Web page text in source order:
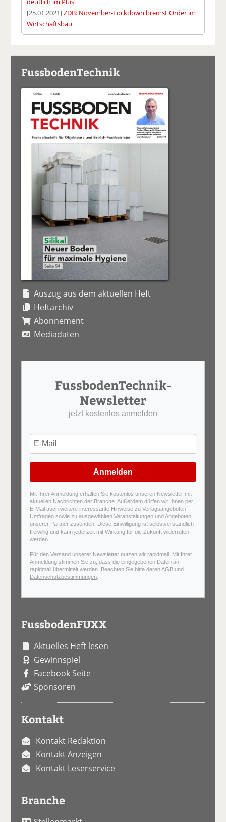
[25.01.2021]ZDB: November-Lockdown bremst Order im
Wirtschaftsbau
FussbodenTechnik
Auszug aus dem aktuellen Heft
Heftarchiv
Abonnement
Mediadaten
FussbodenTechnik-
Newsletter
jetzt kostenlos anmelden
Anmelden
Mit Ihrer Anmeldung erhalten Sie kostenlos unseren Newsletter mit
aktuellen Nachrichten der Branche. Außerdem dürfen wir Ihnen per
E-Mail auch weitere interessante Hinweise zu Verlagsangeboten,
Umfragen sowie zu ausgewählten Veranstaltungen und Angeboten
unserer Partner zusenden. Diese Einwilligung ist selbstverständlich
freiwillig und kann jederzeit mit Wirkung für die Zukunft widerrufen
werden.
Für den Versand unserer Newsletter nutzen wir rapidmail. Mit Ihrer
Anmeldung stimmen Sie zu, dass die eingegebenen Daten an
rapidmail übermittelt werden. Beachten Sie bitte derenAGB und
Datenschutzbestimmungen
FussbodenFUXX
Aktuelles Heft lesen
Gewinnspiel
Facebook Seite
Sponsoren
Kontakt
Kontakt Redaktion
Kontakt Anzeigen
Kontakt Leserservice
Branche